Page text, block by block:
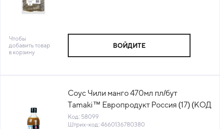
Чтобы
добавить товар
в корзину
ВОЙДИТЕ
Соус Чили манго 470мл пл/бут
Tamaki™ Европродукт Россия (17) (КОД
58099) (+18°С)
Код: 58099
Штрих-код: 4660136780380